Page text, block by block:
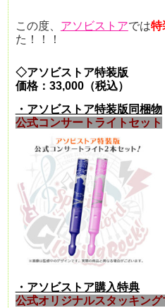
この度、 アソビストアでは特
た！！！
◇アソビストア特装版
価格：33,000（税込）
・アソビストア特装版同梱物
公式コンサートライトセット
・アソビストア購入特典
公式オリジナルスタッキン